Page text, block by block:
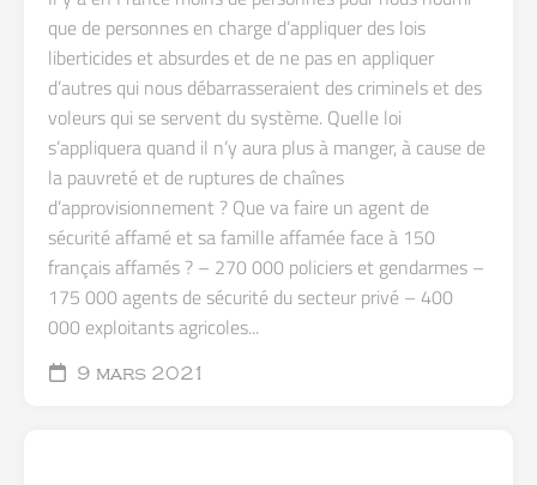
que de personnes en charge d’appliquer des lois
liberticides et absurdes et de ne pas en appliquer
d’autres qui nous débarrasseraient des criminels et des
voleurs qui se servent du système. Quelle loi
s’appliquera quand il n’y aura plus à manger, à cause de
la pauvreté et de ruptures de chaînes
d’approvisionnement ? Que va faire un agent de
sécurité affamé et sa famille affamée face à 150
français affamés ? – 270 000 policiers et gendarmes –
175 000 agents de sécurité du secteur privé – 400
000 exploitants agricoles...
9 mars 2021